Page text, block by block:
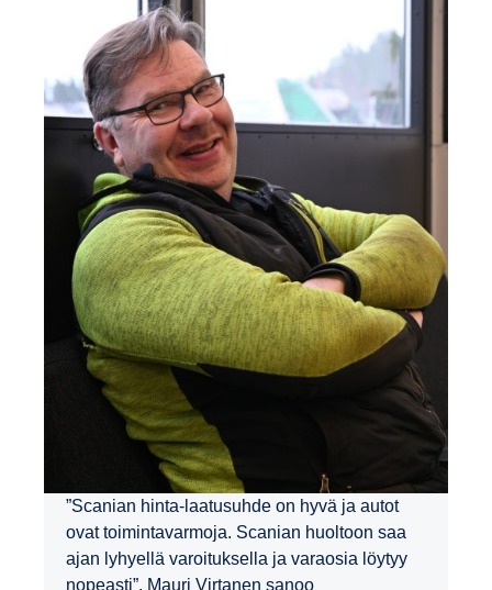
”Scanian hinta-laatusuhde on hyvä ja autot
ovat toimintavarmoja. Scanian huoltoon saa
ajan lyhyellä varoituksella ja varaosia löytyy
nopeasti”, Mauri Virtanen sanoo